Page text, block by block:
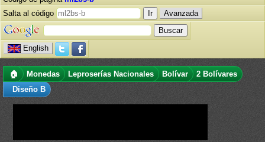
Salta al código
Avanzada
English
🏠 Monedas Leproserías Nacionales Bolívar
2 Bolívares
Diseño B